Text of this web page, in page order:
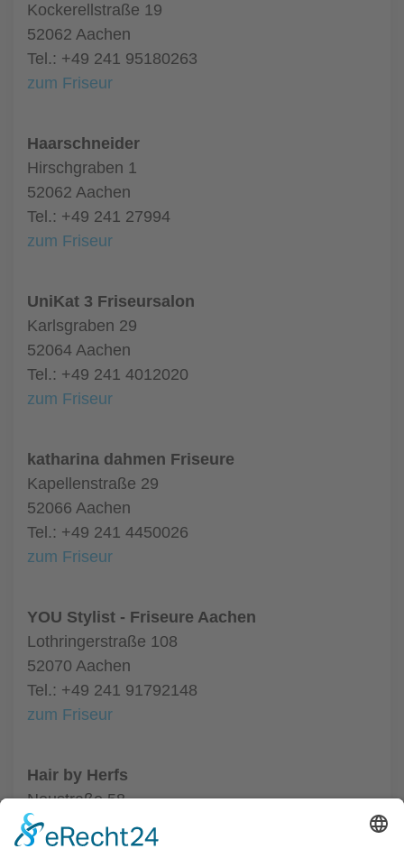
Kockerellstraße 19
52062 Aachen
Tel.: +49 241 95180263
zum Friseur
Haarschneider
Hirschgraben 1
52062 Aachen
Tel.: +49 241 27994
zum Friseur
UniKat 3 Friseursalon
Karlsgraben 29
52064 Aachen
Tel.: +49 241 4012020
zum Friseur
katharina dahmen Friseure
Kapellenstraße 29
52066 Aachen
Tel.: +49 241 4450026
zum Friseur
YOU Stylist - Friseure Aachen
Lothringerstraße 108
52070 Aachen
Tel.: +49 241 91792148
zum Friseur
Hair by Herfs
Neustraße 58
52066 Aachen
Tel.: +49 241 63342